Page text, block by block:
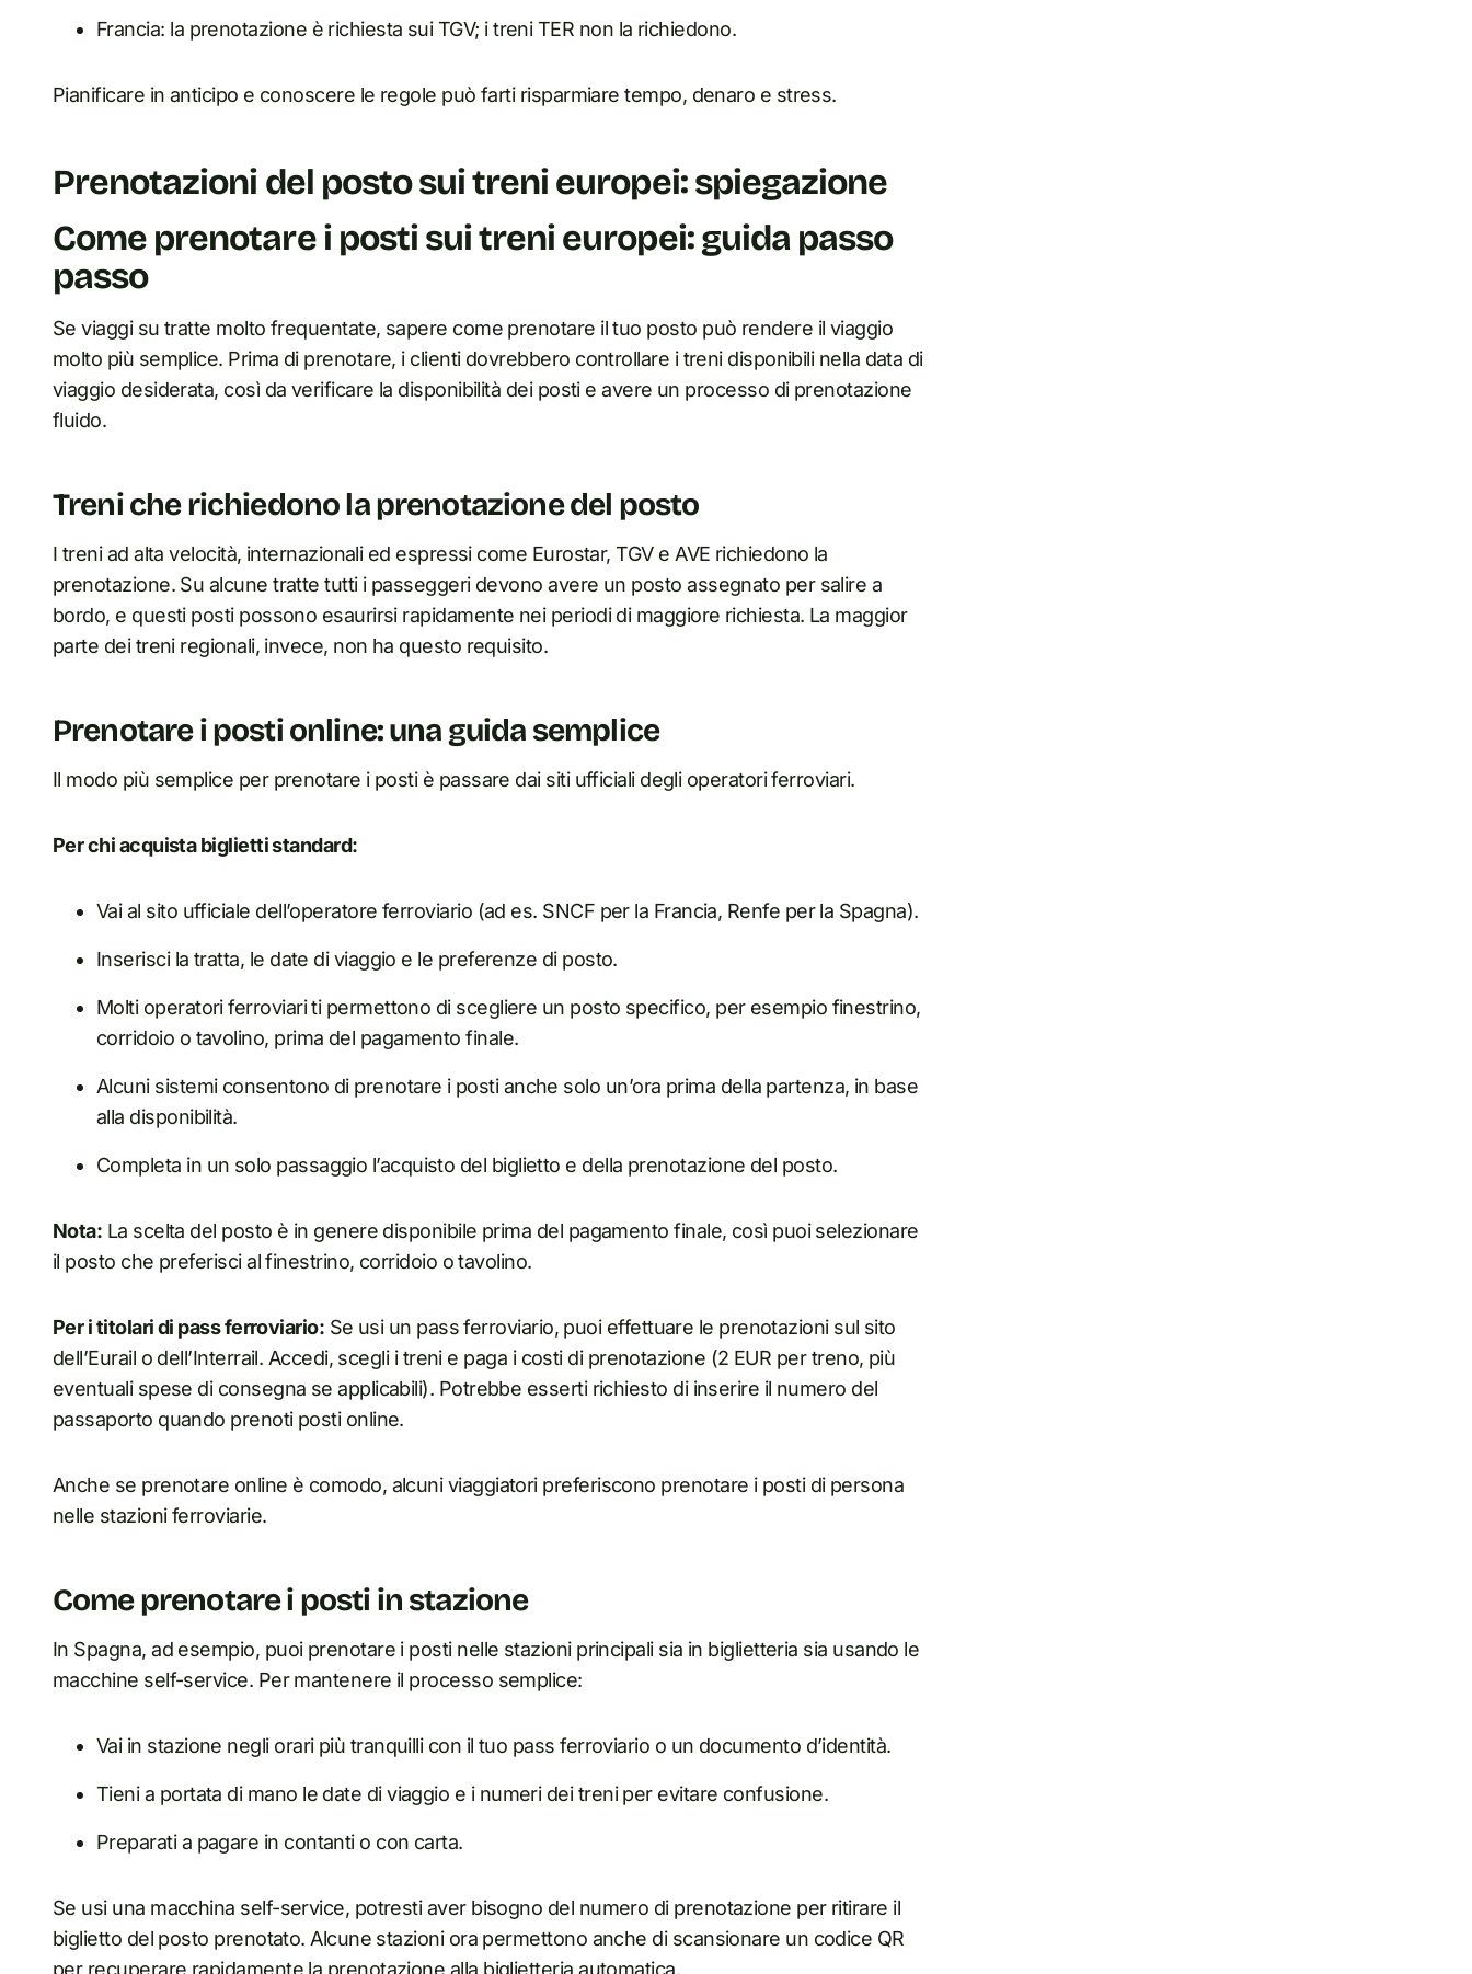
Francia: la prenotazione è richiesta sui TGV; i treni TER non la richiedono.
Pianificare in anticipo e conoscere le regole può farti risparmiare tempo, denaro e stress.
Prenotazioni del posto sui treni europei: spiegazione
Come prenotare i posti sui treni europei: guida passo
passo
Se viaggi su tratte molto frequentate, sapere come prenotare il tuo posto può rendere il viaggio
molto più semplice. Prima di prenotare, i clienti dovrebbero controllare i treni disponibili nella data di
viaggio desiderata, così da verificare la disponibilità dei posti e avere un processo di prenotazione
fluido.
Treni che richiedono la prenotazione del posto
I treni ad alta velocità, internazionali ed espressi come Eurostar, TGV e AVE richiedono la
prenotazione. Su alcune tratte tutti i passeggeri devono avere un posto assegnato per salire a
bordo, e questi posti possono esaurirsi rapidamente nei periodi di maggiore richiesta. La maggior
parte dei treni regionali, invece, non ha questo requisito.
Prenotare i posti online: una guida semplice
Il modo più semplice per prenotare i posti è passare dai siti ufficiali degli operatori ferroviari.
Per chi acquista biglietti standard:
Vai al sito ufficiale dell’operatore ferroviario (ad es. SNCF per la Francia, Renfe per la Spagna).
Inserisci la tratta, le date di viaggio e le preferenze di posto.
Molti operatori ferroviari ti permettono di scegliere un posto specifico, per esempio finestrino,
corridoio o tavolino, prima del pagamento finale.
Alcuni sistemi consentono di prenotare i posti anche solo un’ora prima della partenza, in base
alla disponibilità.
Completa in un solo passaggio l’acquisto del biglietto e della prenotazione del posto.
Nota: La scelta del posto è in genere disponibile prima del pagamento finale, così puoi selezionare
il posto che preferisci al finestrino, corridoio o tavolino.
Per i titolari di pass ferroviario: Se usi un pass ferroviario, puoi effettuare le prenotazioni sul sito
dell’Eurail o dell’Interrail. Accedi, scegli i treni e paga i costi di prenotazione (2 EUR per treno, più
eventuali spese di consegna se applicabili). Potrebbe esserti richiesto di inserire il numero del
passaporto quando prenoti posti online.
Anche se prenotare online è comodo, alcuni viaggiatori preferiscono prenotare i posti di persona
nelle stazioni ferroviarie.
Come prenotare i posti in stazione
In Spagna, ad esempio, puoi prenotare i posti nelle stazioni principali sia in biglietteria sia usando le
macchine self-service. Per mantenere il processo semplice:
Vai in stazione negli orari più tranquilli con il tuo pass ferroviario o un documento d’identità.
Tieni a portata di mano le date di viaggio e i numeri dei treni per evitare confusione.
Preparati a pagare in contanti o con carta.
Se usi una macchina self-service, potresti aver bisogno del numero di prenotazione per ritirare il
biglietto del posto prenotato. Alcune stazioni ora permettono anche di scansionare un codice QR
per recuperare rapidamente la prenotazione alla biglietteria automatica.